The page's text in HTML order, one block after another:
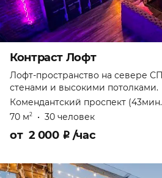
Контраст Лофт
Лофт-пространство на севере
стенами и высокими потолками.
Комендантский проспект
70 м2 • 30 человек
от 2 000 ₽ /час